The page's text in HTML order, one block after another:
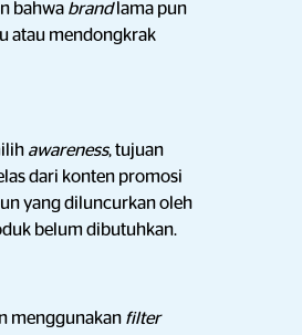
bahwa brand lama pun
atau mendongkrak
awareness, tujuan
dari konten promosi
yang diluncurkan oleh
belum dibutuhkan.
menggunakan filter